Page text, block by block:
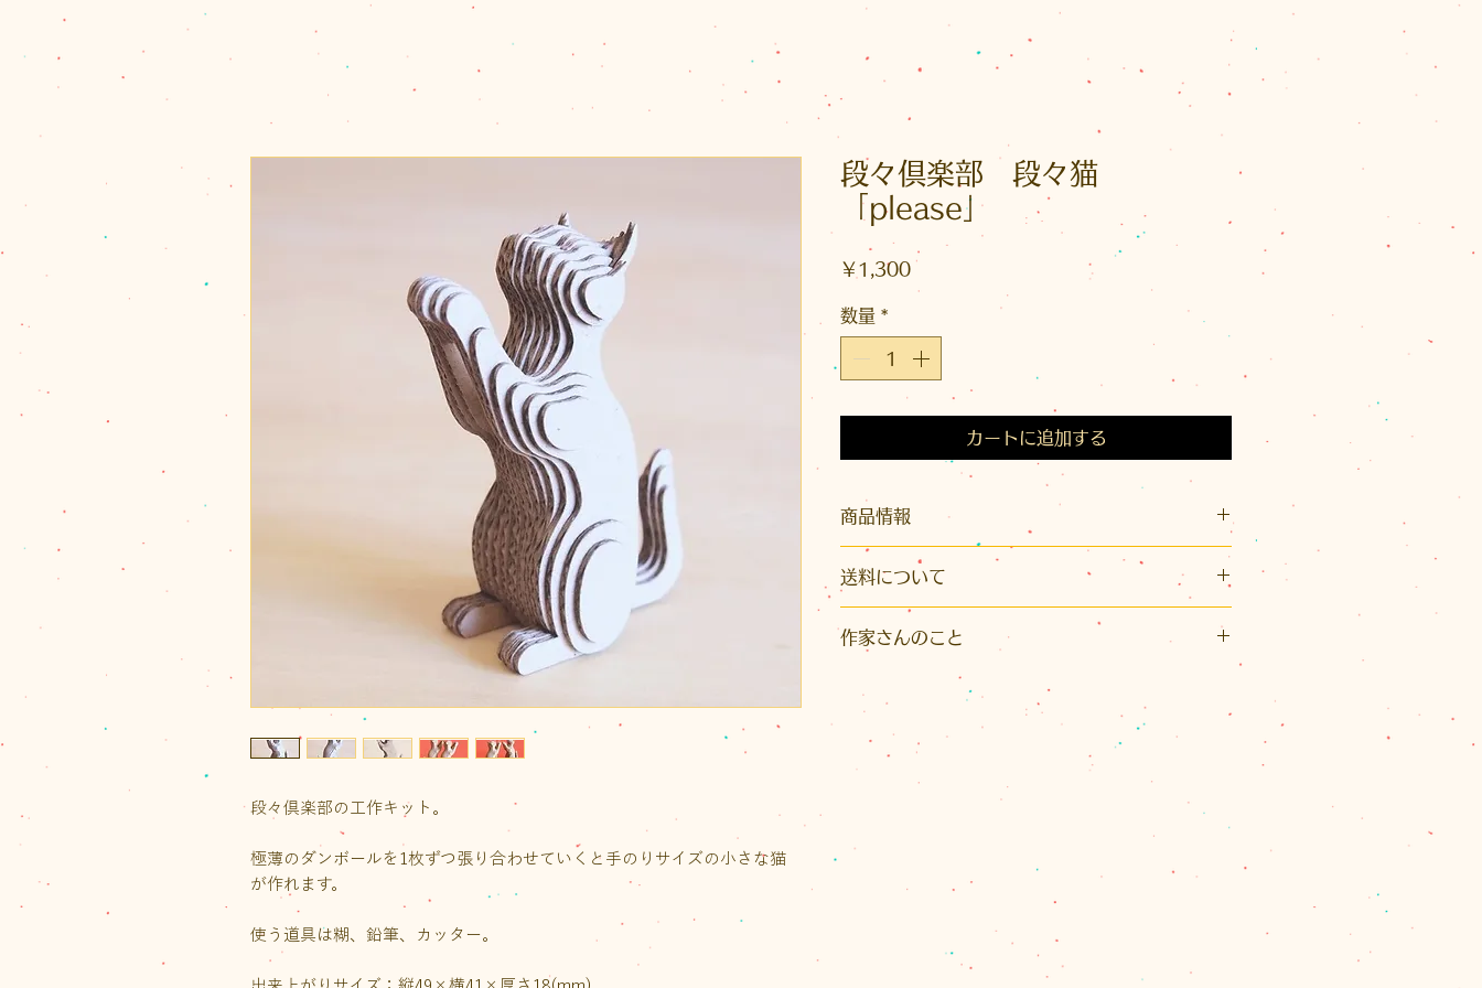
段々倶楽部の工作キット。
極薄のダンボールを1枚ずつ張り合わせていくと手のりサイズの小さな猫
が作れます。
使う道具は糊、鉛筆、カッター。
段々倶楽部 段々猫
「please」
￥1,300価
格
数量 *
カートに追加する
商品情報
パッケージサイズ：縦155×横110×3(mm)（ハガキ
大）
商品内容：ダンボールシート（0.9mm厚）2枚、作り
方説明書
送料について
こちらの商品はクリックポスト利用可能です。
イズ）またはレターパックプラス（¥600）のいずれ
かとなります。また、60サイズを超える場合とお送
り先が沖縄県の場合は、別途計算してご連絡させて
ご注文後に荷物の量を確認し、改めて受注メールで
なお、1回のお買い物で商品代金の合計が11,000円
トの送料が無料、佐川急便またはレターパックプラ
作家さんのこと
ダンボール素材のペーパークラフトを作る段々倶楽
部は、建築設計事務所の放課後部活から始まりまし
極薄ダンボールによる精密な工作キット「段々キッ
ト」シリーズは、猫以外にも象やパンダなどの動物